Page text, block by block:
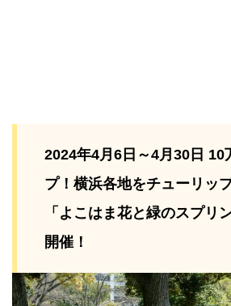
2024年4月6日～4月30日 10
プ！横浜各地をチューリッ
「よこはま花と緑のスプリ
開催！